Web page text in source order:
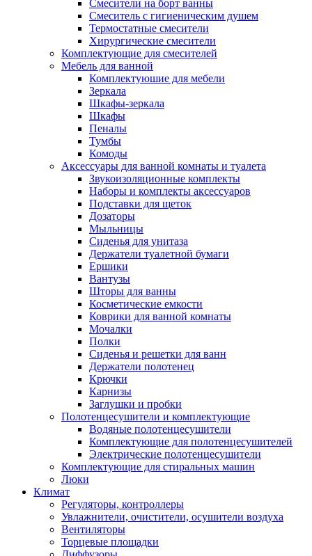
Смесители на борт ванны
Смеситель с гигиеническим душем
Термостатные смесители
Хирургические смесители
Комплектующие для смесителей
Мебель для ванной
Комплектуюшие для мебели
Зеркала
Шкафы-зеркала
Шкафы
Пеналы
Тумбы
Комоды
Аксессуары для ванной комнаты и туалета
Звукоизоляционные комплекты
Наборы и комплекты аксессуаров
Подставки для щеток
Дозаторы
Мыльницы
Сиденья для унитаза
Держатели туалетной бумаги
Ершики
Вантузы
Шторы для ванны
Косметические емкости
Коврики для ванной комнаты
Мочалки
Полки
Сиденья и решетки для ванн
Держатели полотенец
Крючки
Карнизы
Заглушки и пробки
Полотенцесушители и комплектующие
Водяные полотенцесушители
Комплектующие для полотенцесушителей
Электрические полотенцесушители
Комплектующие для стиральных машин
Люки
Климат
Регуляторы, контроллеры
Увлажнители, очистители, осушители воздуха
Вентиляторы
Торцевые площадки